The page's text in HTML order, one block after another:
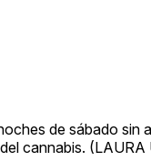
de sábado
cannabis.